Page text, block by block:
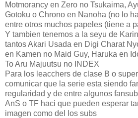
Motmorancy en Zero no Tsukaima,
Gotoku o Chrono en Nanoha (no lo
entre otros muchos papeles (tiene a
Y tambien tenemos a la seyu de
tantos Akari Usada en Digi Charat
en Kamen no Maid Guy, Haruka en
To Aru Majuutsu no INDEX
Para los leacchers de clase B o
comunicar que la serie esta siendo
regularidad y de entre algunos
AnS o TF haci que pueden esperar
imagen como del los subs